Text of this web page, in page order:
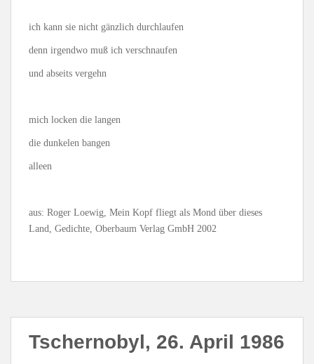
ich kann sie nicht gänzlich durchlaufen
denn irgendwo muß ich verschnaufen
und abseits vergehn
mich locken die langen
die dunkelen bangen
alleen
aus: Roger Loewig, Mein Kopf fliegt als Mond über dieses
Land, Gedichte, Oberbaum Verlag GmbH 2002
Tschernobyl, 26. April 1986